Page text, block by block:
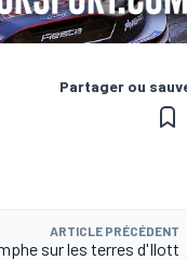
Partager ou
ARTICLE PRÉCÉDENT
sur les terres d'Ilott